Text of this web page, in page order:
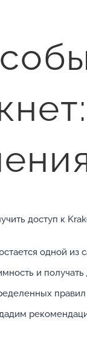
доступ к
одной
и
правил